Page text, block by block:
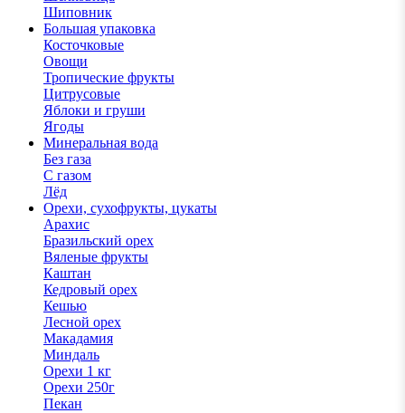
Шиповник
Большая упаковка
Косточковые
Овощи
Тропические фрукты
Цитрусовые
Яблоки и груши
Ягоды
Минеральная вода
Без газа
С газом
Лёд
Орехи, сухофрукты, цукаты
Арахис
Бразильский орех
Вяленые фрукты
Каштан
Кедровый орех
Кешью
Лесной орех
Макадамия
Миндаль
Орехи 1 кг
Орехи 250г
Пекан